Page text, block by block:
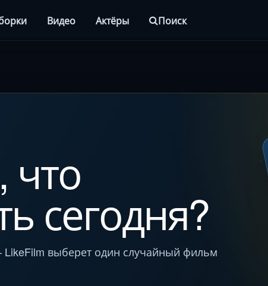
Видео Актёры Поиск
что
сегодня?
выберет один случайный фильм